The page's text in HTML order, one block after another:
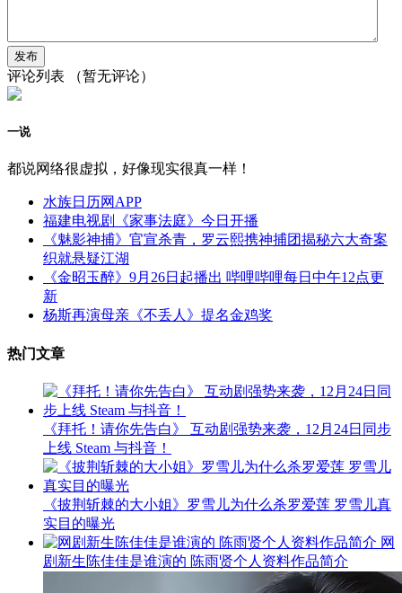
评论列表 （暂无评论）
一说
都说网络很虚拟，好像现实很真一样！
水族日历网APP
福建电视剧《家事法庭》今日开播
《魅影神捕》官宣杀青，罗云熙携神捕团揭秘六大奇案
织就悬疑江湖
《金昭玉醉》9月26日起播出 哔哩哔哩每日中午12点更
新
杨斯再演母亲《不丢人》提名金鸡奖
热门文章
《拜托！请你先告白》 互动剧强势来袭，12月24日同步
上线 Steam 与抖音！
《披荆斩棘的大小姐》罗雪儿为什么杀罗爱莲 罗雪儿真
实目的曝光
网
剧新生陈佳佳是谁演的 陈雨贤个人资料作品简介